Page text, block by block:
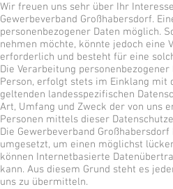
Wir freuen uns sehr über Ihr
Gewerbeverband Großhabersdorf.
personenbezogener Daten möglich.
nehmen möchte, könnte jedoch eine
erforderlich und besteht für eine
Die Verarbeitung
Person, erfolgt stets im Einklang mit
geltenden landesspezifischen
Art, Umfang und Zweck der von uns
Personen mittels dieser
Die Gewerbeverband
umgesetzt, um einen möglichst
können Internetbasierte
kann. Aus diesem Grund steht es
uns zu übermitteln.